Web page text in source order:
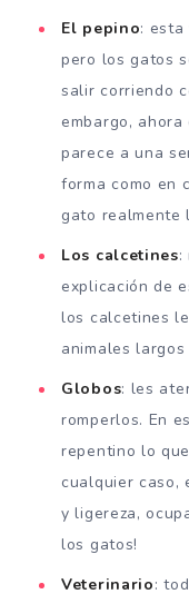
El pepino: esta
pero los gatos
salir corriendo
embargo,
parece a una
forma como en
gato realmente
Los calcetines:
explicación de
los calcetines
animales
Globos: les
romperlos. En
repentino lo
cualquier caso,
y ligereza,
los gatos!
Veterinario: